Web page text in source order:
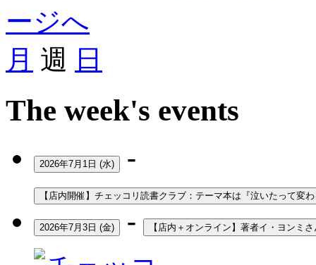
ージへ
月 週 日
The week's events
2026年7月1日 (水) -
【店内開催】チェッコリ読書クラブ：テーマ本は『泣いたって
2026年7月3日 (金) - 【店内＋オンライン】著者イ・ヨンミ